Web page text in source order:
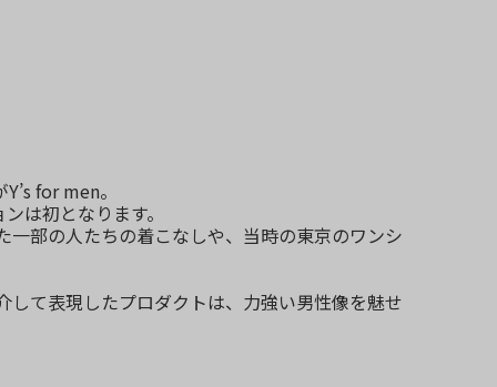
for men。
は初となります。
部の人たちの着こなしや、当時の東京のワンシ
して表現したプロダクトは、力強い男性像を魅せ